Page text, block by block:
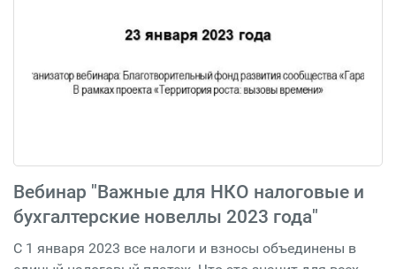
Вебинар "Важные для НКО налоговые и
бухгалтерские новеллы 2023 года"
С 1 января 2023 все налоги и взносы объединены в